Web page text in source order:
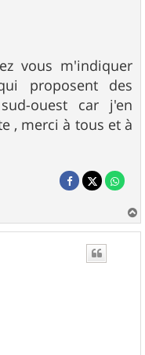
vous m'indiquer
proposent des
ouest car j'en
, merci à tous et à
a